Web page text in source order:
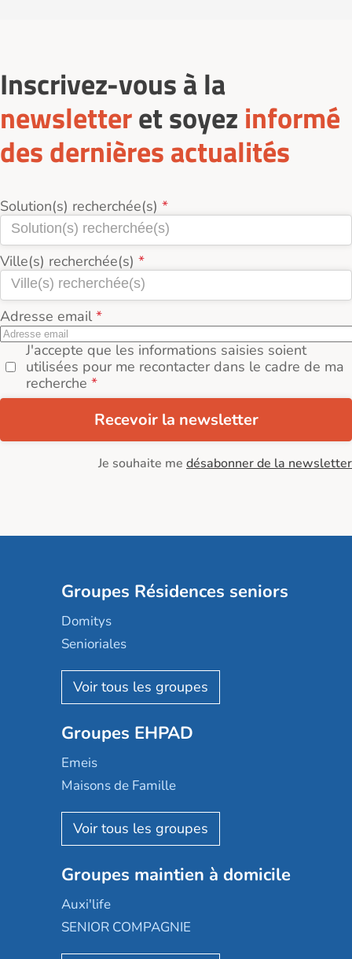
Inscrivez-vous à la
newsletteret soyez informé
des dernières actualités
Solution(s) recherchée(s)
Ville(s) recherchée(s)
Adresse email
J'accepte que les informations saisies soient
utilisées pour me recontacter dans le cadre de ma
recherche
Recevoir la newsletter
Je souhaite me désabonner de la newsletter
Groupes Résidences seniors
Domitys
Senioriales
Nohée
Les Résidentiels
Mobicap
Domusvi
Happy Senior
Aquarelia
Nexity edenea
Les jardins d'Arcadie
Occitalia
Appartseniors
Groupes EHPAD
Emeis
Maisons de Famille
Korian
Emera
Groupe SOS
Le Noble Âge
Almage
Groupes maintien à domicile
Auxi'life
SENIOR COMPAGNIE
AGE D'OR Services